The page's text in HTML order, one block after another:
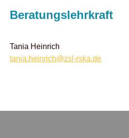
Beratungslehrkraft
Tania Heinrich
tania.heinrich@zsl-rska.de